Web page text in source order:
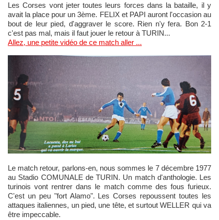
Les Corses vont jeter toutes leurs forces dans la bataille, il y
avait la place pour un 3ème. FELIX et PAPI auront l'occasion au
bout de leur pied, d'aggraver le score. Rien n'y fera. Bon 2-1
c'est pas mal, mais il faut jouer le retour à TURIN...
Allez, une petite vidéo de ce match aller ...
Le match retour, parlons-en, nous sommes le 7 décembre 1977
au Stadio COMUNALE de TURIN. Un match d'anthologie. Les
turinois vont rentrer dans le match comme des fous furieux.
C'est un peu "fort Alamo". Les Corses repoussent toutes les
attaques italiennes, un pied, une tête, et surtout WELLER qui va
être impeccable.